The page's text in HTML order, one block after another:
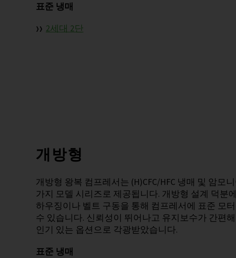
표준 냉매
2세대 2단
개방형
개방형 왕복 컴프레서는 (H)CFC/HFC 냉매 및 암모
가지 모델 시리즈로 제공됩니다. 개방형 설계 덕분
하우징이나 벨트 구동을 통해 컴프레서에 표준 모
수 있습니다. 신뢰성이 뛰어나고 유지보수가 간편
인기 있는 옵션으로 각광받았습니다.
표준 냉매